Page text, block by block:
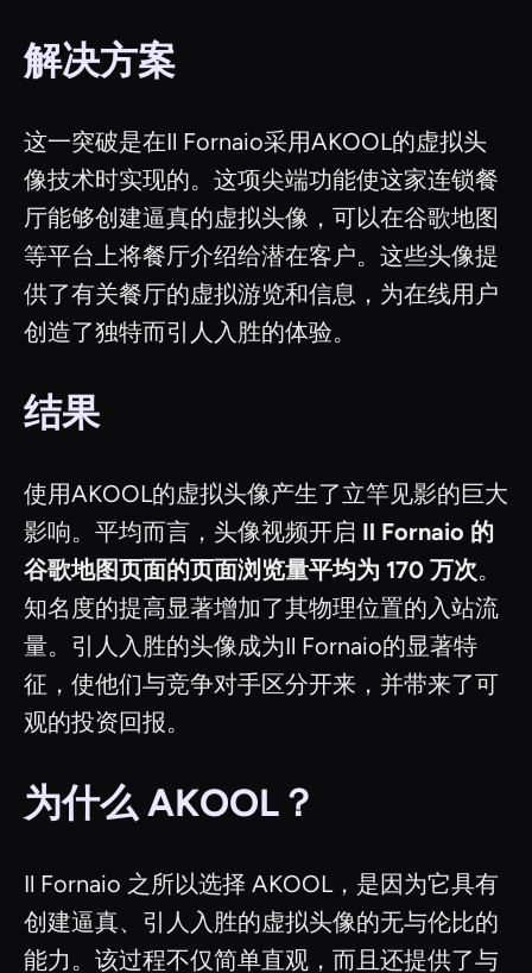
解决方案
这一突破是在Il Fornaio采用AKOOL的虚拟头
像技术时实现的。这项尖端功能使这家连锁餐
厅能够创建逼真的虚拟头像，可以在谷歌地图
等平台上将餐厅介绍给潜在客户。这些头像提
供了有关餐厅的虚拟游览和信息，为在线用户
创造了独特而引人入胜的体验。
结果
使用AKOOL的虚拟头像产生了立竿见影的巨大
影响。平均而言，头像视频开启 Il Fornaio 的
谷歌地图页面的页面浏览量平均为 170 万次。
知名度的提高显著增加了其物理位置的入站流
量。引人入胜的头像成为Il Fornaio的显著特
征，使他们与竞争对手区分开来，并带来了可
观的投资回报。
为什么 AKOOL？
Il Fornaio 之所以选择 AKOOL，是因为它具有
创建逼真、引人入胜的虚拟头像的无与伦比的
能力。该过程不仅简单直观，而且还提供了与